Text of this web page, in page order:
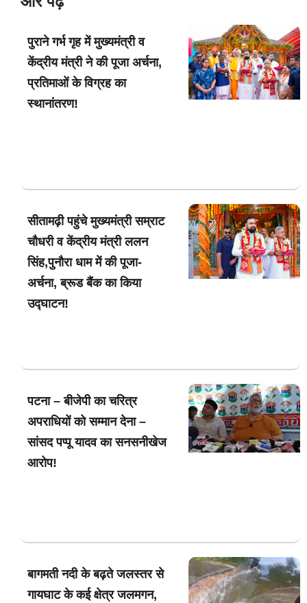
पुराने गर्भ गृह में मुख्यमंत्री व
केंद्रीय मंत्री ने की पूजा अर्चना,
प्रतिमाओं के विग्रह का
स्थानांतरण!
सीतामढ़ी पहुंचे मुख्यमंत्री सम्राट
चौधरी व केंद्रीय मंत्री ललन
सिंह,पुनौरा धाम में की पूजा-
अर्चना, ब्रूड बैंक का किया
उद्घाटन!
पटना – बीजेपी का चरित्र
अपराधियों को सम्मान देना –
सांसद पप्पू यादव का सनसनीखेज
आरोप!
बागमती नदी के बढ़ते जलस्तर से
गायघाट के कई क्षेत्र जलमगन,